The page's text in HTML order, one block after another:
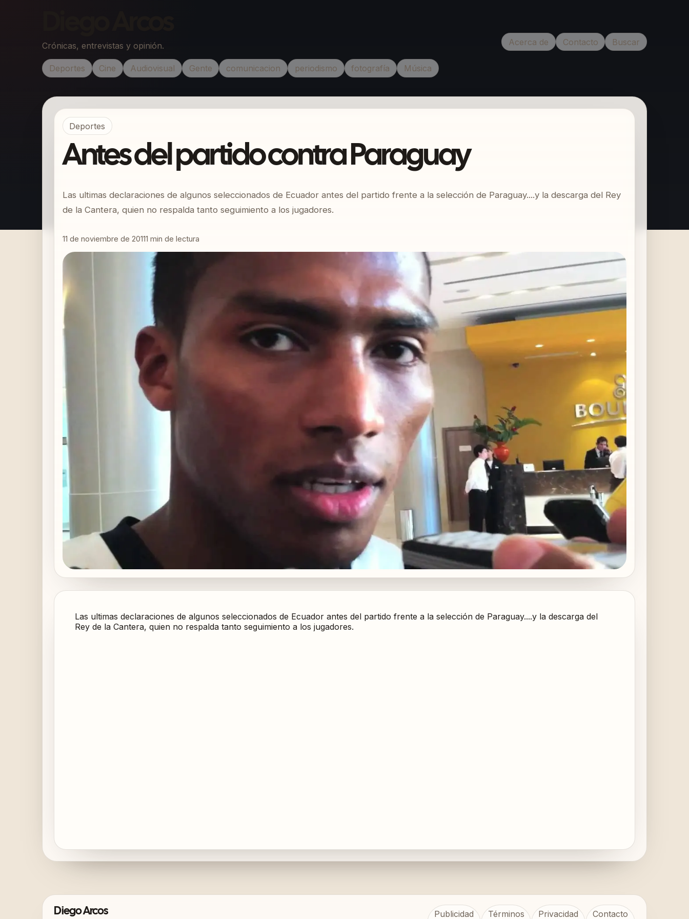
Crónicas, entrevistas y opinión. Acerca de Contacto Buscar
Deportes Cine Audiovisual Gente comunicacion periodismo fotografía Música
Deportes
Antes del partido contra Paraguay
Las ultimas declaraciones de algunos seleccionados de Ecuador antes del partido frente a la selección de Paraguay....y la descarga del Rey
de la Cantera, quien no respalda tanto seguimiento a los jugadores.
11 de noviembre de 20111 min de lectura
Las ultimas declaraciones de algunos seleccionados de Ecuador antes del partido frente a la selección de Paraguay....y la descarga del
Rey de la Cantera, quien no respalda tanto seguimiento a los jugadores.
Diego Arcos Publicidad Términos Privacidad Contacto